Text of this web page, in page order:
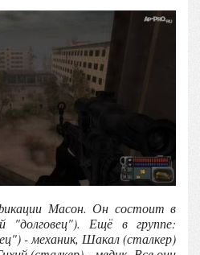
Масон. Он состоит в
"долговец"). Ещё в группе:
- механик, Шакал (сталкер)